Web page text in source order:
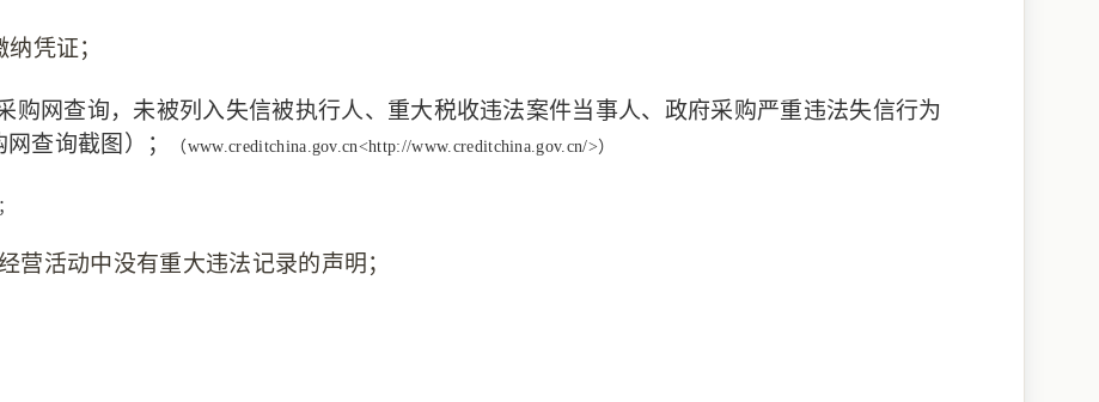
凭证；
购网查询，未被列入失信被执行人、重大税收违法案件当事人、政府采购严重违法失信行为
查询截图）；
（www.creditchina.gov.cn<http://www.creditchina.gov.cn/>）
营活动中没有重大违法记录的声明；